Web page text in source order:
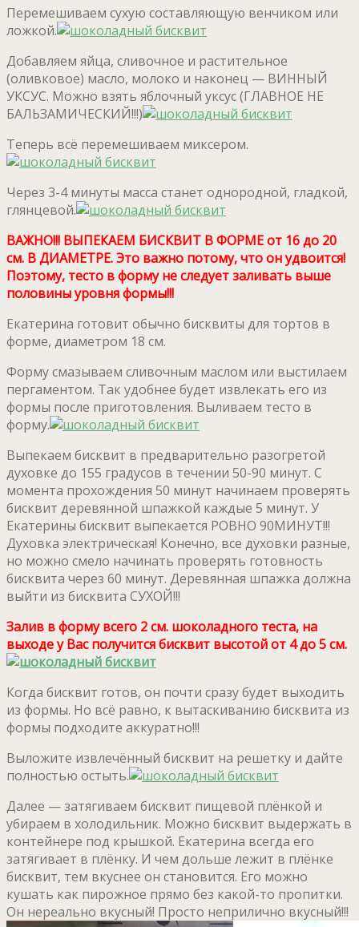
Перемешиваем сухую составляющую венчиком или
ложкой.
Добавляем яйца, сливочное и растительное
(оливковое) масло, молоко и наконец — ВИННЫЙ
УКСУС. Можно взять яблочный уксус (ГЛАВНОЕ НЕ
БАЛЬЗАМИЧЕСКИЙ!!!)
Теперь всё перемешиваем миксером.
Через 3-4 минуты масса станет однородной, гладкой,
глянцевой.
ВАЖНО!!! ВЫПЕКАЕМ БИСКВИТ В ФОРМЕ от 16 до 20
см. В ДИАМЕТРЕ. Это важно потому, что он удвоится!
Поэтому, тесто в форму не следует заливать выше
половины уровня формы!!!
Екатерина готовит обычно бисквиты для тортов в
форме, диаметром 18 см.
Форму смазываем сливочным маслом или выстилаем
пергаментом. Так удобнее будет извлекать его из
формы после приготовления. Выливаем тесто в
форму.
Выпекаем бисквит в предварительно разогретой
духовке до 155 градусов в течении 50-90 минут. С
момента прохождения 50 минут начинаем проверять
бисквит деревянной шпажкой каждые 5 минут. У
Екатерины бисквит выпекается РОВНО 90МИНУТ!!!
Духовка электрическая! Конечно, все духовки разные,
но можно смело начинать проверять готовность
бисквита через 60 минут. Деревянная шпажка должна
выйти из бисквита СУХОЙ!!!
Залив в форму всего 2 см. шоколадного теста, на
выходе у Вас получится бисквит высотой от 4 до 5 см.
Когда бисквит готов, он почти сразу будет выходить
из формы. Но всё равно, к вытаскиванию бисквита из
формы подходите аккуратно!!!
Выложите извлечённый бисквит на решетку и дайте
полностью остыть.
Далее — затягиваем бисквит пищевой плёнкой и
убираем в холодильник. Можно бисквит выдержать в
контейнере под крышкой. Екатерина всегда его
затягивает в плёнку. И чем дольше лежит в плёнке
бисквит, тем вкуснее он становится. Его можно
кушать как пирожное прямо без какой-то пропитки.
Он нереально вкусный! Просто неприлично вкусный!!!